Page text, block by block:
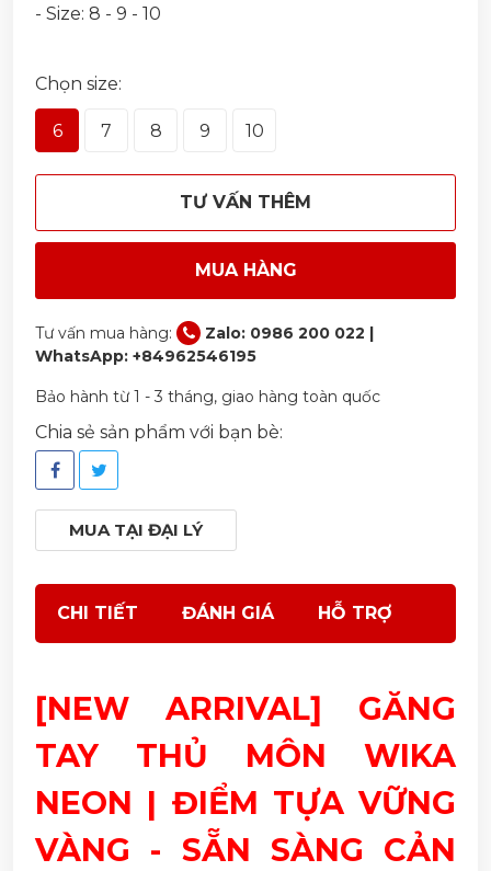
- Size: 8 - 9 - 10
Chọn size:
6 7 8 9 10
TƯ VẤN THÊM
MUA HÀNG
Tư vấn mua hàng:
Zalo: 0986 200 022 |
WhatsApp: +84962546195
Bảo hành từ 1 - 3 tháng, giao hàng toàn quốc
Chia sẻ sản phẩm với bạn bè:
MUA TẠI ĐẠI LÝ
CHI TIẾT ĐÁNH GIÁ HỖ TRỢ
[NEW ARRIVAL] GĂNG
TAY THỦ MÔN WIKA
NEON | ĐIỂM TỰA VỮNG
VÀNG - SẴN SÀNG CẢN